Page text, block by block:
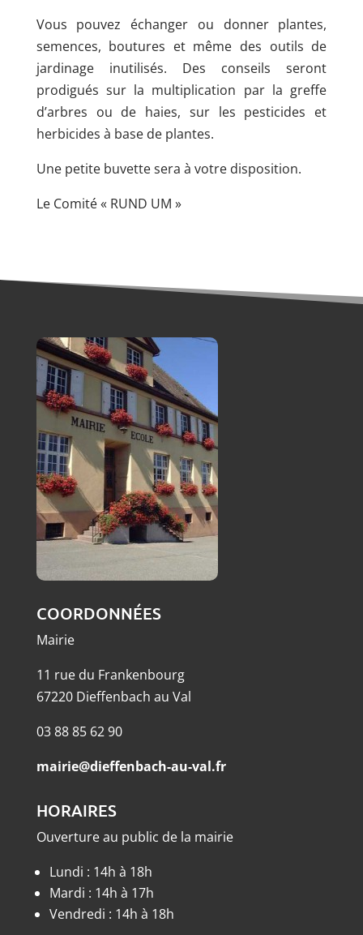
Vous pouvez échanger ou donner plantes,
semences, boutures et même des outils de
jardinage inutilisés. Des conseils seront
prodigués sur la multiplication par la greffe
d’arbres ou de haies, sur les pesticides et
herbicides à base de plantes.
Une petite buvette sera à votre disposition.
Le Comité « RUND UM »
COORDONNÉES
Mairie
11 rue du Frankenbourg
67220 Dieffenbach au Val
03 88 85 62 90
mairie@dieffenbach-au-val.fr
HORAIRES
Ouverture au public de la mairie
Lundi : 14h à 18h
Mardi : 14h à 17h
Vendredi : 14h à 18h